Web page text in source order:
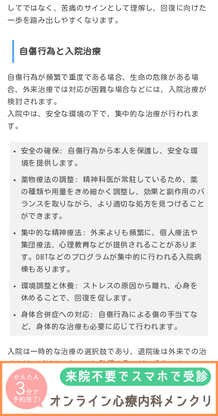
してではなく、苦痛のサインとして理解し、回復に向けた
一歩を踏み出しやすくなります。
自傷行為と入院治療
自傷行為が頻繁で重度である場合、生命の危険がある場
合、外来治療では対応が困難な場合などには、入院治療が
検討されます。
入院中は、安全な環境の下で、集中的な治療が行われま
す。
安全の確保:
自傷行為から本人を保護し、安全な環
境を提供します。
薬物療法の調整:
精神科医が常駐しているため、薬
の種類や用量をきめ細かく調整し、効果と副作用のバ
ランスを取りながら、より適切な処方を見つけること
ができます。
集中的な精神療法:
外来よりも頻繁に、個人療法や
集団療法、心理教育などが提供されることがありま
す。DBTなどのプログラムが集中的に行われる入院病
棟もあります。
環境調整と休養:
ストレスの原因から離れ、心身を
休めることで、回復を促します。
身体合併症への対応:
自傷行為による傷の手当てな
ど、身体的な治療も必要に応じて行われます。
入院は一時的な治療の選択肢であり、退院後は外来での治
療やリハビリテーションに移行するのが一般的です。
入院中に回復の足がかりを掴み、退院後の生活や治療計画
を立てることが重要になります。
自傷行為で悩んでいる方へ